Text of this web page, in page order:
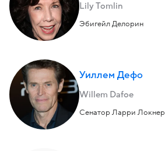
Lily Tomlin
Эбигейл Делорин
Уиллем Дефо
Willem Dafoe
Сенатор Ларри Локнер